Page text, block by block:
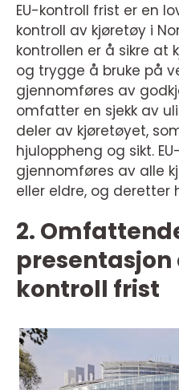
EU-kontroll frist er en
kontroll av kjøretøy i
kontrollen er å sikre at
og trygge å bruke på
gjennomføres av
omfatter en sjekk av
deler av kjøretøyet,
hjuloppheng og sikt.
gjennomføres av alle
eller eldre, og deretter
2.
presentasjon
kontroll frist